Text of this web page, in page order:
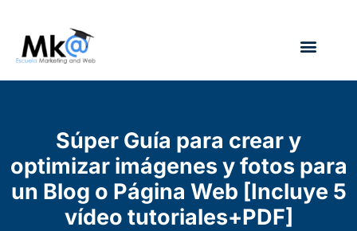
Súper Guía para crear y
optimizar imágenes y fotos para
un Blog o Página Web [Incluye 5
vídeo tutoriales+PDF]